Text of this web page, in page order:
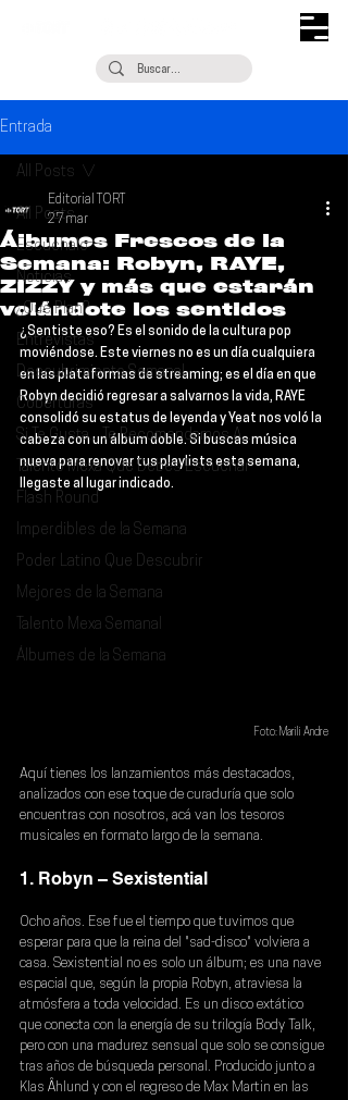
Entrada
All Posts
Escúchalo
Noticias
¿Qué Plan?
Entrevistas
Descubrimiento Semanal
Coberturas
Si Te Gusta... Te Recomendamos A...
Talento Mexa Que Debes Escuchar
Flash Round
Imperdibles de la Semana
Poder Latino Que Descubrir
Mejores de la Semana
Talento Mexa Semanal
Álbumes de la Semana
All Posts
Álbumes Frescos de la
Semana: Robyn, RAYE,
ZIZZY y más que estarán
volándote los sentidos
Editorial TORT
27 mar
¿Sentiste eso? Es el sonido de la cultura pop
moviéndose. Este viernes no es un día cualquiera
en las plataformas de streaming; es el día en que
Robyn decidió regresar a salvarnos la vida, RAYE
consolidó su estatus de leyenda y Yeat nos voló la
cabeza con un álbum doble. Si buscas música
nueva para renovar tus playlists esta semana,
llegaste al lugar indicado.
Foto: Marili Andre
Aquí tienes los lanzamientos más destacados,
analizados con ese toque de curaduría que solo
encuentras con nosotros, acá van los tesoros
musicales en formato largo de la semana.
1. Robyn – Sexistential
Ocho años. Ese fue el tiempo que tuvimos que
esperar para que la reina del "sad-disco" volviera a
casa. Sexistential no es solo un álbum; es una nave
espacial que, según la propia Robyn, atraviesa la
atmósfera a toda velocidad. Es un disco extático
que conecta con la energía de su trilogía Body Talk,
pero con una madurez sensual que solo se consigue
tras años de búsqueda personal. Producido junto a
Klas Åhlund y con el regreso de Max Martin en las